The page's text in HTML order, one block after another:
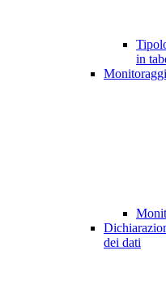
in
dei dati